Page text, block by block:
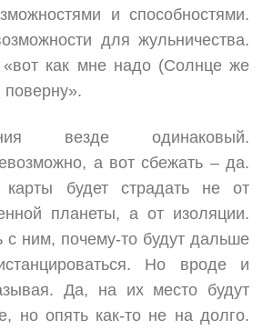
и способностями.
для жульничества.
как мне надо (Солнце же
поверну».
везде одинаковый.
а вот сбежать – да.
карты будет страдать не от
планеты, а от изоляции.
ним, почему-то будут дальше
Но вроде и
Да, на их место будут
но опять как-то не на долго.